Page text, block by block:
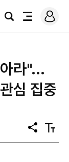
검
전
로
그
라"...
심 집중
공
유
텍
스